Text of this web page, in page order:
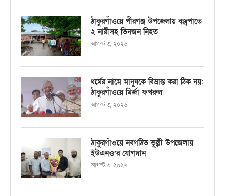
ঠাকুরগাঁওয়ে পীরগঞ্জ উপজেলায় বজ্রপাতে
২ নারীসহ তিনজন নিহত
আগস্ট ৩, ২০২৬
ধর্মের নামে মানুষকে বিভ্রান্ত করা ঠিক নয়:
ঠাকুরগাঁওয়ে মির্জা ফখরুল
আগস্ট ৩, ২০২৬
ঠাকুরগাঁওয়ে নবগঠিত ভূল্লী উপজেলায়
ইউএনও’র যোগদান
আগস্ট ৩, ২০২৬